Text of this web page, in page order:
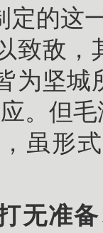
定的这
致敌
为坚城
。但
虽形
无准